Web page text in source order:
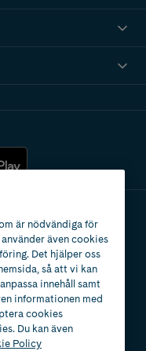
är nödvändiga för
även cookies
Det hjälper oss
så att vi kan
innehåll samt
informationen med
cookies
Du kan även
Policy